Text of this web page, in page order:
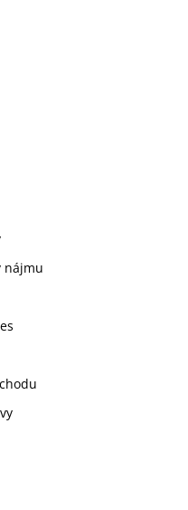
nájmu